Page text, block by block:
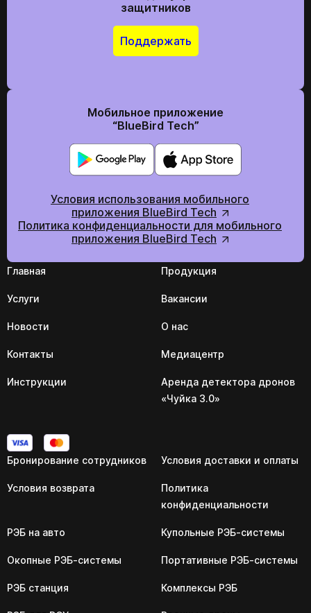
защитников
Поддержать
Мобильное приложение
“BlueBird Tech”
Условия использования мобильного
приложения BlueBird Tech
Политика конфиденциальности для мобильного
приложения BlueBird Tech
Главная Продукция
Услуги Вакансии
Новости О нас
Контакты Медиацентр
Инструкции
Аренда детектора дронов
«Чуйка 3.0»
Бронирование сотрудников Условия доставки и оплаты
Условия возврата
Политика
конфиденциальности
РЭБ на авто Купольные РЭБ-системы
Окопные РЭБ-системы Портативные РЭБ-системы
РЭБ станция Комплексы РЭБ